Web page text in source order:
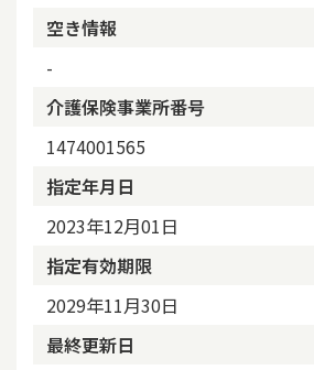
空き情報
-
介護保険事業所番号
1474001565
指定年月日
2023年12月01日
指定有効期限
2029年11月30日
最終更新日